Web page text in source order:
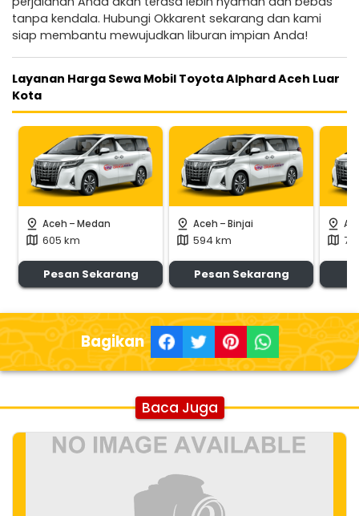
tanpa kendala. Hubungi Okkarent sekarang dan kami
siap membantu mewujudkan liburan impian Anda!
Layanan Harga Sewa Mobil Toyota Alphard Aceh Luar
Kota
pin_drop Aceh -Medan
map 605 km
Pesan Sekarang
pin_drop Aceh -Binjai
map 594 km
Pesan Sekarang
pin_drop
map
Bagikan
Baca Juga